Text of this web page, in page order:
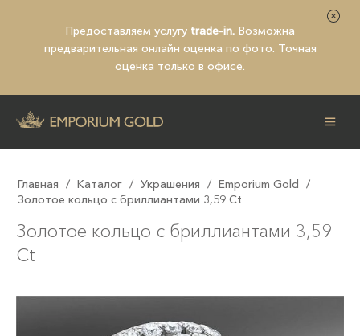
Предоставляем услугу trade-in. Возможна
предварительная онлайн оценка по фото. Точная
оценка только в офисе.
Главная / Каталог / Украшения / Emporium Gold /
Золотое кольцо с бриллиантами 3,59 Ct
Золотое кольцо с бриллиантами 3,59
Ct